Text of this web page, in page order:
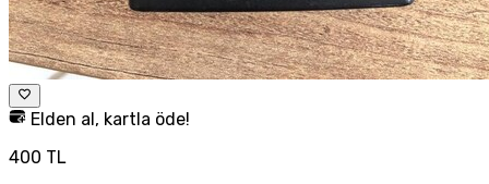
Elden al, kartla öde!
400 TL